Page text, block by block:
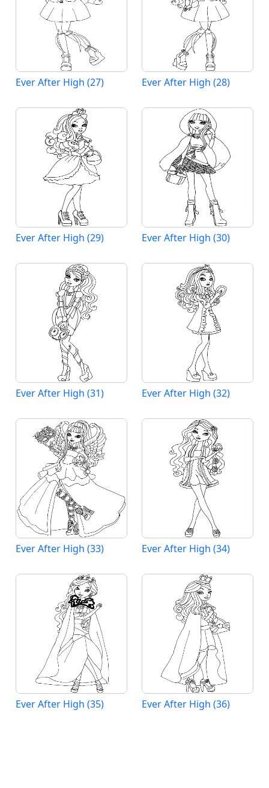
Ever After High (27) Ever After High (28)
Ever After High (29) Ever After High (30)
Ever After High (31) Ever After High (32)
Ever After High (33) Ever After High (34)
Ever After High (35) Ever After High (36)